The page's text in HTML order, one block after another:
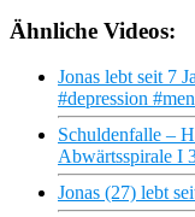
Ähnliche Videos:
Jonas lebt seit 7
#depression
Schuldenfalle –
Abwärtsspirale I
Jonas (27) lebt